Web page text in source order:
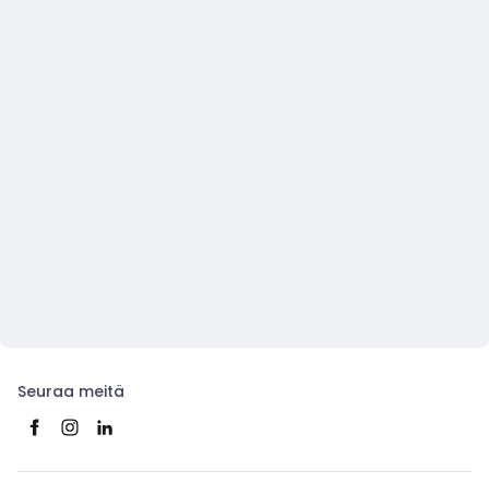
Seuraa meitä